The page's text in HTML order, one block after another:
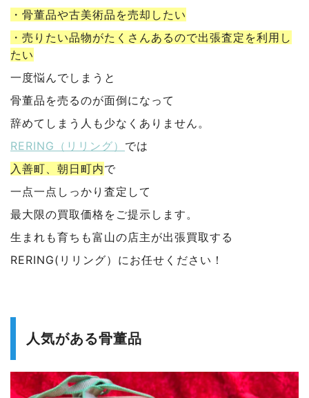
・骨董品や古美術品を売却したい
・売りたい品物がたくさんあるので出張査定を利用し
たい
一度悩んでしまうと
骨董品を売るのが面倒になって
辞めてしまう人も少なくありません。
RERING（リリング） では
入善町、朝日町内で
一点一点しっかり査定して
最大限の買取価格をご提示します。
生まれも育ちも富山の店主が出張買取する
RERING(リリング）にお任せください！
人気がある骨董品